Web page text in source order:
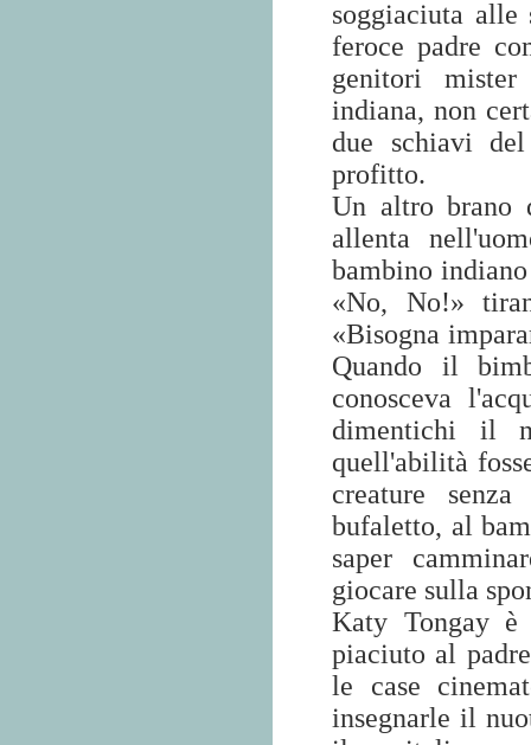
soggiaciuta
feroce padre
genitori
indiana, non
due schiavi
profitto.
Un altro brano
allenta
bambino
«No, No!»
«Bisogna
Quando il
conosceva
dimentichi il
quell'abilità
creature
bufaletto, al
saper
giocare sulla
Katy Tongay è
piaciuto al
le case
insegnarle il